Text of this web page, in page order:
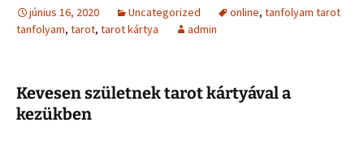
június 16, 2020 Uncategorized online, tanfolyam tarot
tanfolyam, tarot, tarot kártya admin
Kevesen születnek tarot kártyával a
kezükben